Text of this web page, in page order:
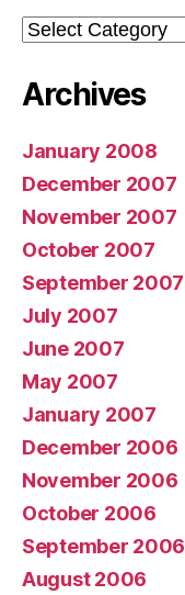
Categories
Archives
January 2008
December 2007
November 2007
October 2007
September 2007
July 2007
June 2007
May 2007
January 2007
December 2006
November 2006
October 2006
September 2006
August 2006